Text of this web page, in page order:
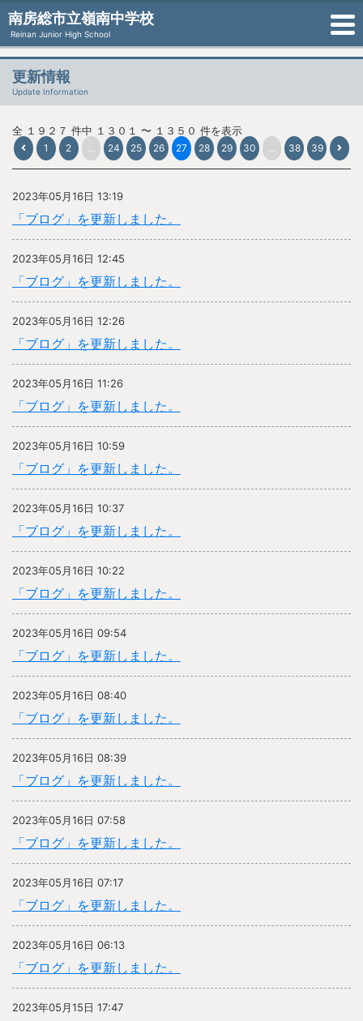
南房総市立嶺南中学校
Reinan Junior High School
更新情報
Update Information
全 １９２７ 件中 １３０１ 〜 １３５０ 件を表示
1 2 ... 24 25 26 27 28 29 30 ... 38 39
2023年05月16日 13:19
「ブログ」を更新しました。
2023年05月16日 12:45
「ブログ」を更新しました。
2023年05月16日 12:26
「ブログ」を更新しました。
2023年05月16日 11:26
「ブログ」を更新しました。
2023年05月16日 10:59
「ブログ」を更新しました。
2023年05月16日 10:37
「ブログ」を更新しました。
2023年05月16日 10:22
「ブログ」を更新しました。
2023年05月16日 09:54
「ブログ」を更新しました。
2023年05月16日 08:40
「ブログ」を更新しました。
2023年05月16日 08:39
「ブログ」を更新しました。
2023年05月16日 07:58
「ブログ」を更新しました。
2023年05月16日 07:17
「ブログ」を更新しました。
2023年05月16日 06:13
「ブログ」を更新しました。
2023年05月15日 17:47